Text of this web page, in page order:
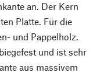
an. Der Kern
Platte. Für die
und Pappelholz.
und ist sehr
aus massivem